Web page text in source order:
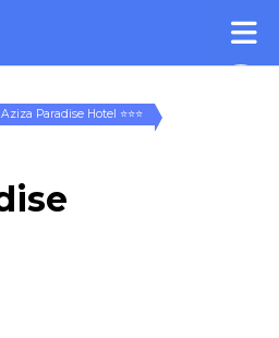
Aziza Paradise Hotel ⭐⭐⭐